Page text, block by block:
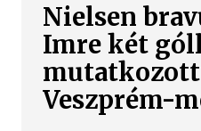
Nielsen
Imre két
Veszprém-